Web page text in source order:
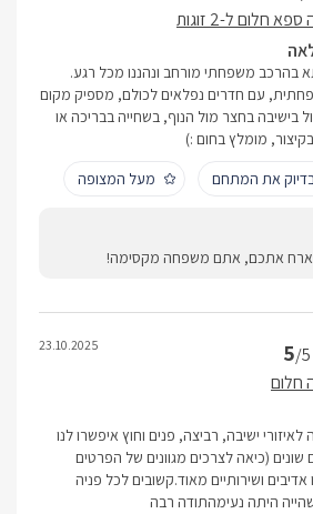
ספא חלום ל-2 זוגות
הולדת 80 לסבתא בהרכב משפחתי מורחב ונהננו מכל רגע.
עם חדרים נפלאים לכולם, מספיק מקום
בישיבה בחצר מול הנוף, בשחייה בבריכה או
מומלץ בחום :)
את המתחם
מעל המצופה
אתכם, אתם משפחה מקסימה!
5/5
חלום
23.10.2025
ישיבה, רביצה, פנים וחוץ איפשרו לנו
שונים (כיאה לצרכים מגוונים של הפרטים
ושירותיים מאוד.קשובים לכל פניה
היתה נעימהתודה רבה